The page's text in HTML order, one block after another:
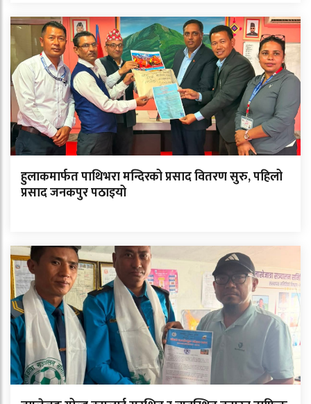
हुलाकमार्फत पाथिभरा मन्दिरको प्रसाद वितरण सुरु, पहिलो
प्रसाद जनकपुर पठाइयो